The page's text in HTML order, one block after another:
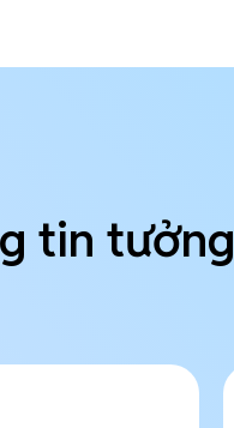
tin tưởng